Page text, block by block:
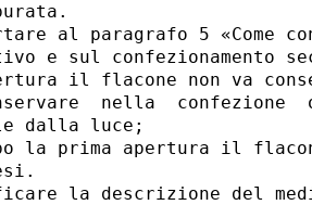
al paragrafo 5 «Come
e sul confezionamento
il flacone non va
nella  confezione
dalla luce;
la prima apertura il
la descrizione del